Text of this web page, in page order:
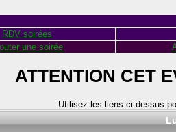
RDV soirées
une soirée
ATTENTION CET
Utilisez les liens ci-dessus